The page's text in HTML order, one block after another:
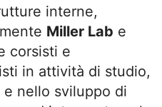
interne,
Miller Lab e
corsisti e
in attività di studio,
nello sviluppo di